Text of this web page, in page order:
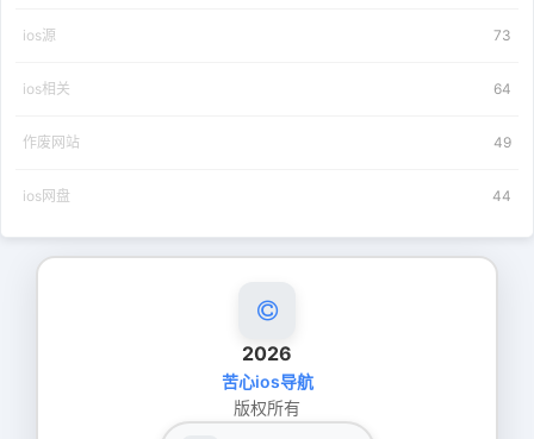
ios源 73
ios相关 64
作废网站 49
ios网盘 44
2026
苦心ios导航
版权所有